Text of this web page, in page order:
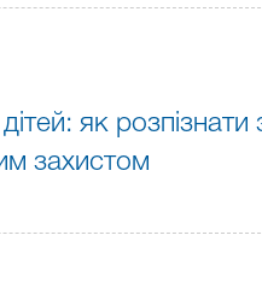
дітей: як
захистом